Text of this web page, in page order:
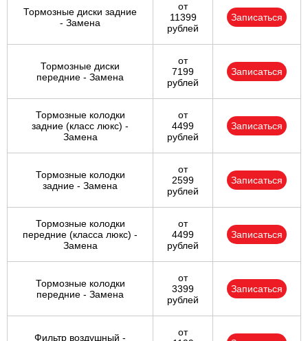
Тормозные диски задние
- Замена
от
11399
рублей
Записаться
Тормозные диски
передние - Замена
от
7199
рублей
Записаться
Тормозные колодки
задние (класс люкс) -
Замена
от
4499
рублей
Записаться
Тормозные колодки
задние - Замена
от
2599
рублей
Записаться
Тормозные колодки
передние (класса люкс) -
Замена
от
4499
рублей
Записаться
Тормозные колодки
передние - Замена
от
3399
рублей
Записаться
Фильтр воздушный -
от